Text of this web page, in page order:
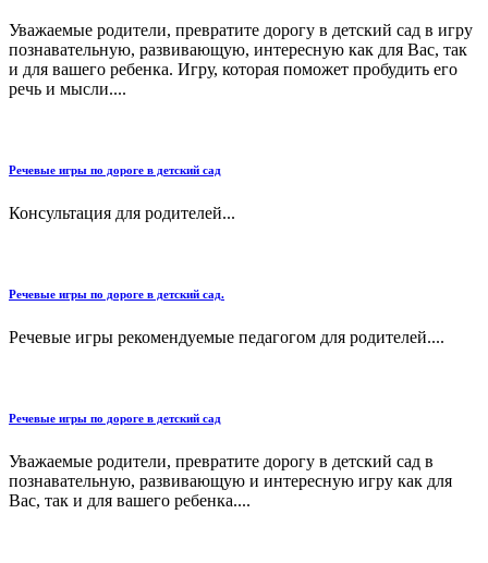
Уважаемые родители, превратите дорогу в детский сад в игру
познавательную, развивающую, интересную как для Вас, так
и для вашего ребенка. Игру, которая поможет пробудить его
речь и мысли....
Речевые игры по дороге в детский сад
Консультация для родителей...
Речевые игры по дороге в детский сад.
Речевые игры рекомендуемые педагогом для родителей....
Речевые игры по дороге в детский сад
Уважаемые родители, превратите дорогу в детский сад в
познавательную, развивающую и интересную игру как для
Вас, так и для вашего ребенка....